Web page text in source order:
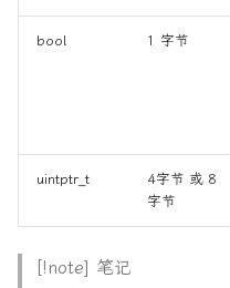
整型提升（Integer
Conversions）
显式类型转换（强制转换
关键注意事项
bool 1 字节
uintptr_t
4字节 或 8
字节
[!note] 笔记